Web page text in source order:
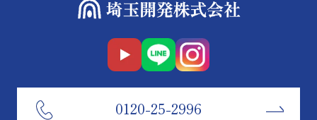
0120-25-2996